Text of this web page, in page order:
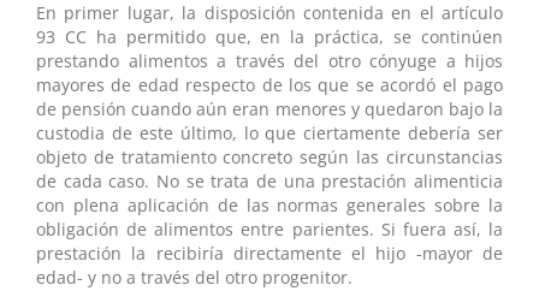
En primer lugar, la disposición contenida en el artículo
93 CC ha permitido que, en la práctica, se continúen
prestando alimentos a través del otro cónyuge a hijos
mayores de edad respecto de los que se acordó el pago
de pensión cuando aún eran menores y quedaron bajo la
custodia de este último, lo que ciertamente debería ser
objeto de tratamiento concreto según las circunstancias
de cada caso. No se trata de una prestación alimenticia
con plena aplicación de las normas generales sobre la
obligación de alimentos entre parientes. Si fuera así, la
prestación la recibiría directamente el hijo -mayor de
edad- y no a través del otro progenitor.